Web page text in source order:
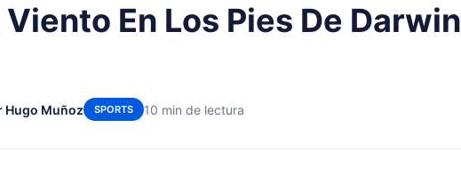
Viento En Los Pies De Darwin
Hugo Muñoz SPORTS 10 min de lectura